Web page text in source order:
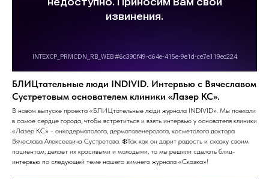
БЛИЦтательные люди INDIVID. Интервью с Вячеславом
Сустретовым основателем клиники «Лазер КС».
В новом выпуске проекта «БЛИЦтательные люди журнала INDIVID». Мы поехали
в самое сердце города, чтобы встретиться и взять интервью у основателя клиники
«Лазер КС» - онкодерматолога, дерматовенеролога, косметолога доктора
Вячеслава Алексеевича Сустретова. ❄️Так как он дарит радость и сказку своим
пациентам, делает их красивыми и молодыми, то мы решили сделать блиц-
интервью по следующей теме нашего зимнего журнала «Сказка»!